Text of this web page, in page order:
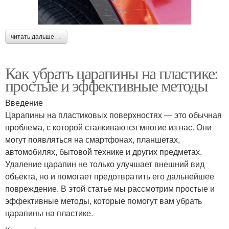
читать дальше →
Как убрать царапины на пластике:
простые и эффективные методы
Введение
Царапины на пластиковых поверхностях — это обычная
проблема, с которой сталкиваются многие из нас. Они
могут появляться на смартфонах, планшетах,
автомобилях, бытовой технике и других предметах.
Удаление царапин не только улучшает внешний вид
объекта, но и помогает предотвратить его дальнейшее
повреждение. В этой статье мы рассмотрим простые и
эффективные методы, которые помогут вам убрать
царапины на пластике.